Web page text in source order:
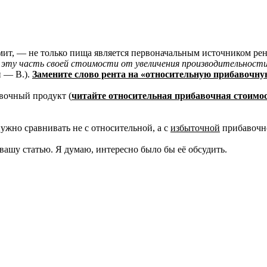
— не только пища является первоначальным источником
часть своей стоимости от увеличения
— В.). Замените слово рента на «относительную
продукт (читайте относительная прибавочная
сравнивать не с относительной, а с избыточной
статью. Я думаю, интересно было бы её обсудить.